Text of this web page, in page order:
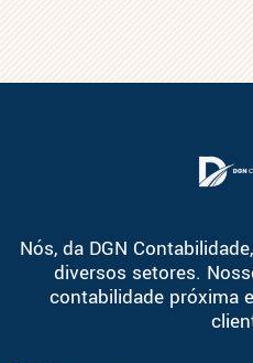
Nós, da DGN
diversos setores.
contabilidade próxima